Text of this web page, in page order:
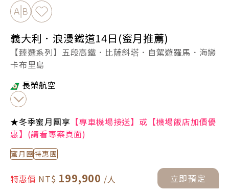
加入比較加入最愛
義大利．浪漫鐵道14日(蜜月推薦)
【臻選系列】五段高鐵．比薩斜塔．自駕遊羅馬．海戀
卡布里島
長榮航空
★冬季蜜月團享 【專車機場接送】或【機場飯店加價優
惠】(請看專案頁面)
蜜月團特惠團
特惠價 199,900 立即預定